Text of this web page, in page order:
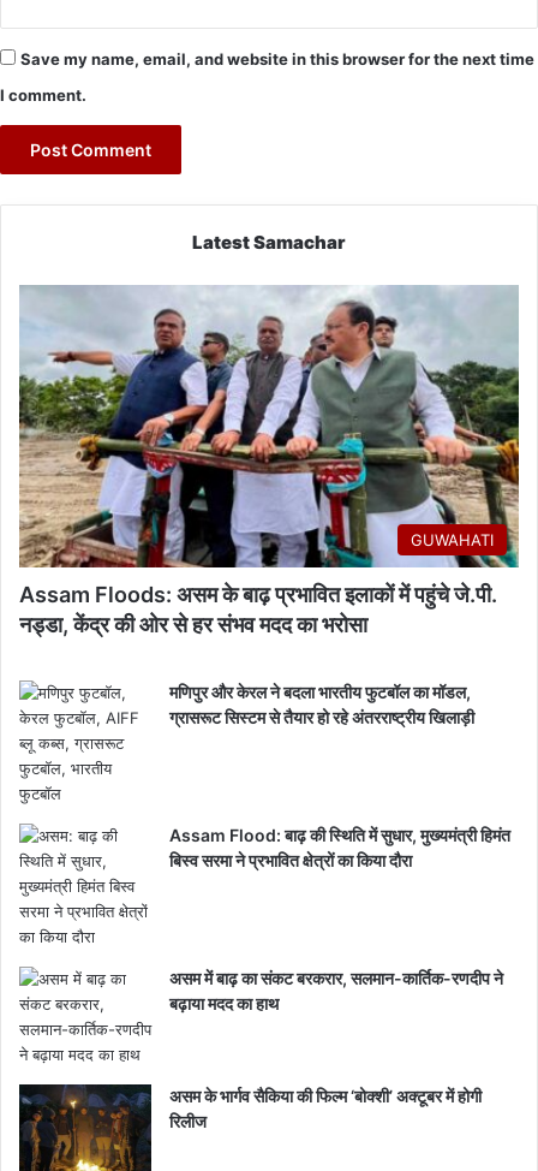
Save my name, email, and website in this browser for the next time
I comment.
Latest Samachar
GUWAHATI
Assam Floods: असम के बाढ़ प्रभावित इलाकों में पहुंचे जे.पी.
नड्डा, केंद्र की ओर से हर संभव मदद का भरोसा
मणिपुर और केरल ने बदला भारतीय फुटबॉल का मॉडल,
ग्रासरूट सिस्टम से तैयार हो रहे अंतरराष्ट्रीय खिलाड़ी
Assam Flood: बाढ़ की स्थिति में सुधार, मुख्यमंत्री हिमंत
बिस्व सरमा ने प्रभावित क्षेत्रों का किया दौरा
असम में बाढ़ का संकट बरकरार, सलमान-कार्तिक-रणदीप ने
बढ़ाया मदद का हाथ
असम के भार्गव सैकिया की फिल्म ‘बोक्शी’ अक्टूबर में होगी
रिलीज